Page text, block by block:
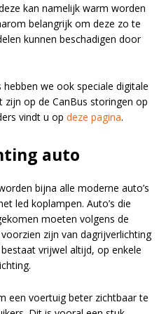
kan namelijk warm worden
belangrijk om deze zo te
kunnen beschadigen door
we ook speciale digitale
op de CanBus storingen op
vindt u op deze pagina.
auto
bijna alle moderne auto’s
led koplampen. Auto’s die
moeten volgens de
zijn van dagrijverlichting
vrijwel altijd, op enkele
een voertuig beter zichtbaar te